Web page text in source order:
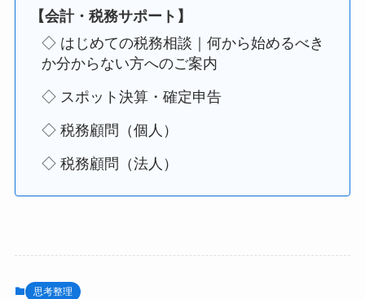
【会計・税務サポート】
◇ はじめての税務相談｜何から始めるべき
か分からない方へのご案内
◇ スポット決算・確定申告
◇ 税務顧問（個人）
◇ 税務顧問（法人）
思考整理